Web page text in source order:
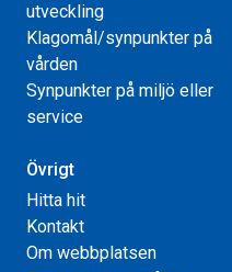
utveckling
Klagomål/synpunkter på
vården
Synpunkter på miljö eller
service
Övrigt
Hitta hit
Kontakt
Om webbplatsen